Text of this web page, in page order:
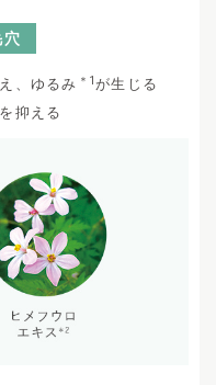
穴
、ゆるみ ＊1 が生じる
抑える